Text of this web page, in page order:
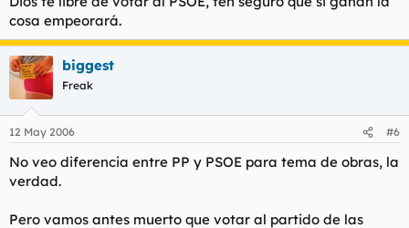
cosa empeorará.
biggest
Freak
12 May 2006 #6
No veo diferencia entre PP y PSOE para tema de obras, la
verdad.
Pero vamos antes muerto que votar al partido de las